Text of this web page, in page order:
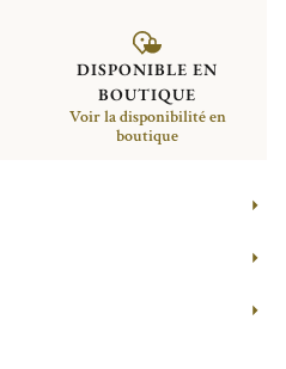
DISPONIBLE EN
BOUTIQUE
Voir la disponibilité en
boutique